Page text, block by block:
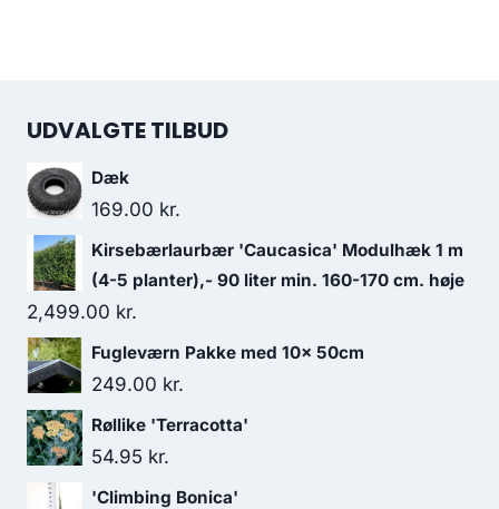
UDVALGTE TILBUD
Dæk
169.00 kr.
Kirsebærlaurbær 'Caucasica' Modulhæk 1 m
(4-5 planter),- 90 liter min. 160-170 cm. høje
2,499.00 kr.
Fugleværn Pakke med 10x 50cm
249.00 kr.
Røllike 'Terracotta'
54.95 kr.
'Climbing Bonica'